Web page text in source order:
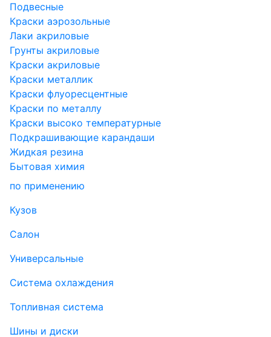
Подвесные
Краски аэрозольные
Лаки акриловые
Грунты акриловые
Краски акриловые
Краски металлик
Краски флуоресцентные
Краски по металлу
Краски высоко температурные
Подкрашивающие карандаши
Жидкая резина
Бытовая химия
по применению
Кузов
Салон
Универсальные
Система охлаждения
Топливная система
Шины и диски